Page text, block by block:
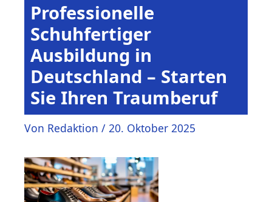
Professionelle
Schuhfertiger
Ausbildung in
Deutschland – Starten
Sie Ihren Traumberuf
Von Redaktion / 20. Oktober 2025